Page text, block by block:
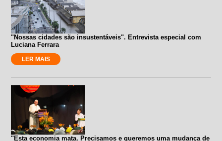
"Nossas cidades são insustentáveis". Entrevista especial com
Luciana Ferrara
LER MAIS
"Esta economia mata. Precisamos e queremos uma mudança de